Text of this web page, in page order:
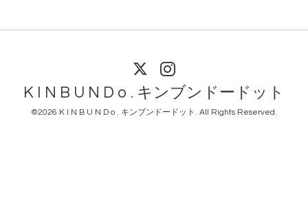
K I N B U N D o . キンブンドードット
©2026 K I N B U N D o . キンブンドードット . All Rights Reserved.